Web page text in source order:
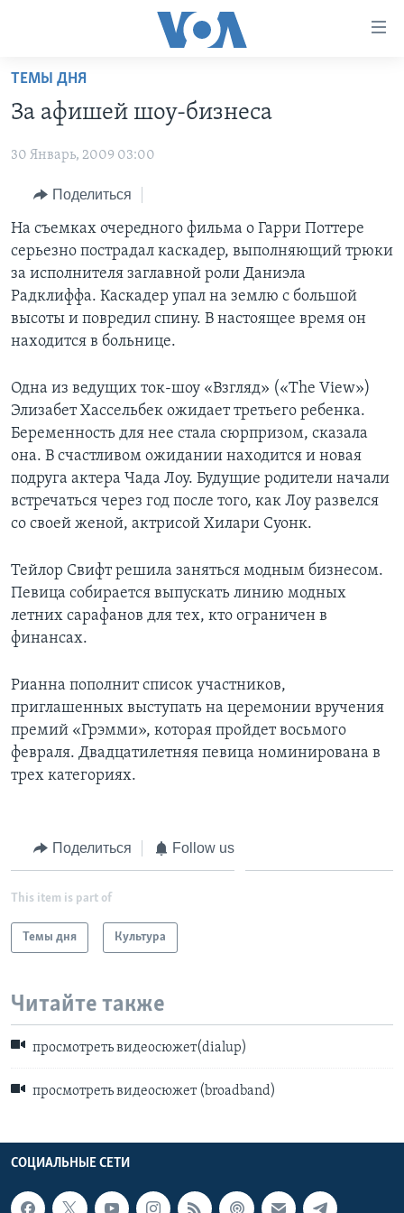
Перейти
основной
Перейти
навигации
Перейти
поиск
ГЛАВНОЕ
ПРОГРАММЫ
АМЕРИКА
НОВОСТИ ЗА МИНУТУ
ИТОГИ
ПОЧЕМУ ЭТО ВАЖНО?
ДИСКУССИЯ VOA
ДЕТАЛИ
АМЕРИКА. БОЛЬШОЕ ПУТЕШЕСТВИЕ
ПРОЕКТЫ
УЧИМ АНГЛИЙСКИЙ
НАША АМЕРИКАНСКАЯ ИСТОРИЯ
А КАК В АМЕРИКЕ?
АРТЕФАКТЫ
АМЕРИКАНСКИЕ ГОРОДКИ
ЭКСПЕРТИЗА
ИНТЕРВЬЮ
ФАКТЫ ПРОТИВ ФЕЙКОВ
ЗА СВОБОДУ ПРЕССЫ
УЧИМ АНГЛИЙСКИЙ
ПОДПИСКА НА НОВОСТИ
Learning English
СОЦИАЛЬНЫЕ СЕТИ
Языки
ТЕМЫ ДНЯ
За афишей шоу-бизнеса
30 Январь, 2009 03:00
Поделиться
На съемках очередного фильма о Гарри Поттере
серьезно пострадал каскадер, выполняющий трюки
за исполнителя заглавной роли Даниэла
Радклиффа. Каскадер упал на землю с большой
высоты и повредил спину. В настоящее время он
находится в больнице.
Одна из ведущих ток-шоу «Взгляд» («The View»)
Элизабет Хассельбек ожидает третьего ребенка.
Беременность для нее стала сюрпризом, сказала
она. В счастливом ожидании находится и новая
подруга актера Чада Лоу. Будущие родители начали
встречаться через год после того, как Лоу развелся
со своей женой, актрисой Хилари Суонк.
Тейлор Свифт решила заняться модным бизнесом.
Певица собирается выпускать линию модных
летних сарафанов для тех, кто ограничен в
финансах.
Рианна пополнит список участников,
приглашенных выступать на церемонии вручения
премий «Грэмми», которая пройдет восьмого
февраля. Двадцатилетняя певица номинирована в
трех категориях.
Поделиться Follow us
This item is part of
Темы дня Культура
Читайте также
просмотреть видеосюжет(dialup)
просмотреть видеосюжет (broadband)
СОЦИАЛЬНЫЕ СЕТИ